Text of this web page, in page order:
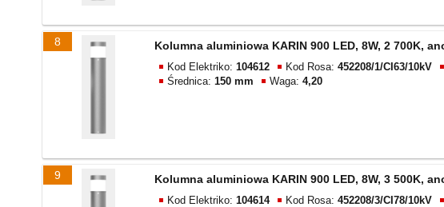
8 Kolumna aluminiowa KARIN 900 LED, 8W, 2 700K,
Kod Elektriko: 104612 Kod Rosa: 452208/1/CI63/10kV
Średnica: 150 mm Waga: 4,20
9 Kolumna aluminiowa KARIN 900 LED, 8W, 3 500K,
Kod Elektriko: 104614 Kod Rosa: 452208/3/CI78/10kV